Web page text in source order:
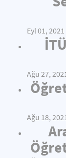
Eyl 01, 2021
Ağu 27,
Ağu 18,